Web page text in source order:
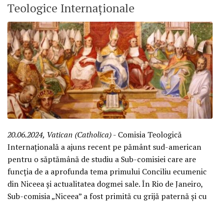
Teologice Internaționale
20.06.2024, Vatican (Catholica)- Comisia Teologică
Internațională a ajuns recent pe pământ sud-american
pentru o săptămână de studiu a Sub-comisiei care are
funcția de a aprofunda tema primului Conciliu ecumenic
din Niceea și actualitatea dogmei sale. În Rio de Janeiro,
Sub-comisia „Niceea” a fost primită cu grijă paternă și cu